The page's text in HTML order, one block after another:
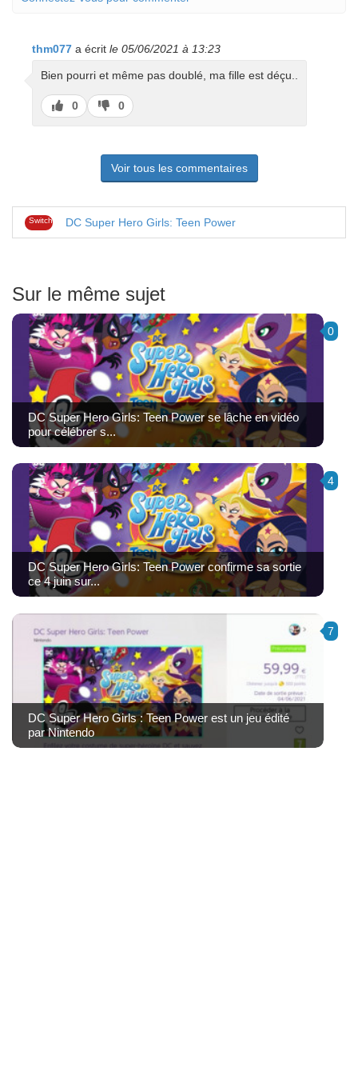
thm077 a écrit le 05/06/2021 à 13:23
Bien pourri et même pas doublé, ma fille est déçu..
J’aime
0
J’aime
pas
0
Voir tous les commentaires
Switch DC Super Hero Girls: Teen Power
Sur le même sujet
0
DC Super Hero Girls: Teen Power se lâche en vidéo
pour célébrer s...
4
DC Super Hero Girls: Teen Power confirme sa sortie
ce 4 juin sur...
7
DC Super Hero Girls : Teen Power est un jeu édité
par Nintendo